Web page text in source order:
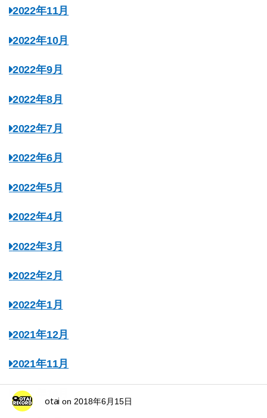
2022年11月
2022年10月
2022年9月
2022年8月
2022年7月
2022年6月
2022年5月
2022年4月
2022年3月
2022年2月
2022年1月
2021年12月
2021年11月
2021年10月
otai on 2018年6月15日